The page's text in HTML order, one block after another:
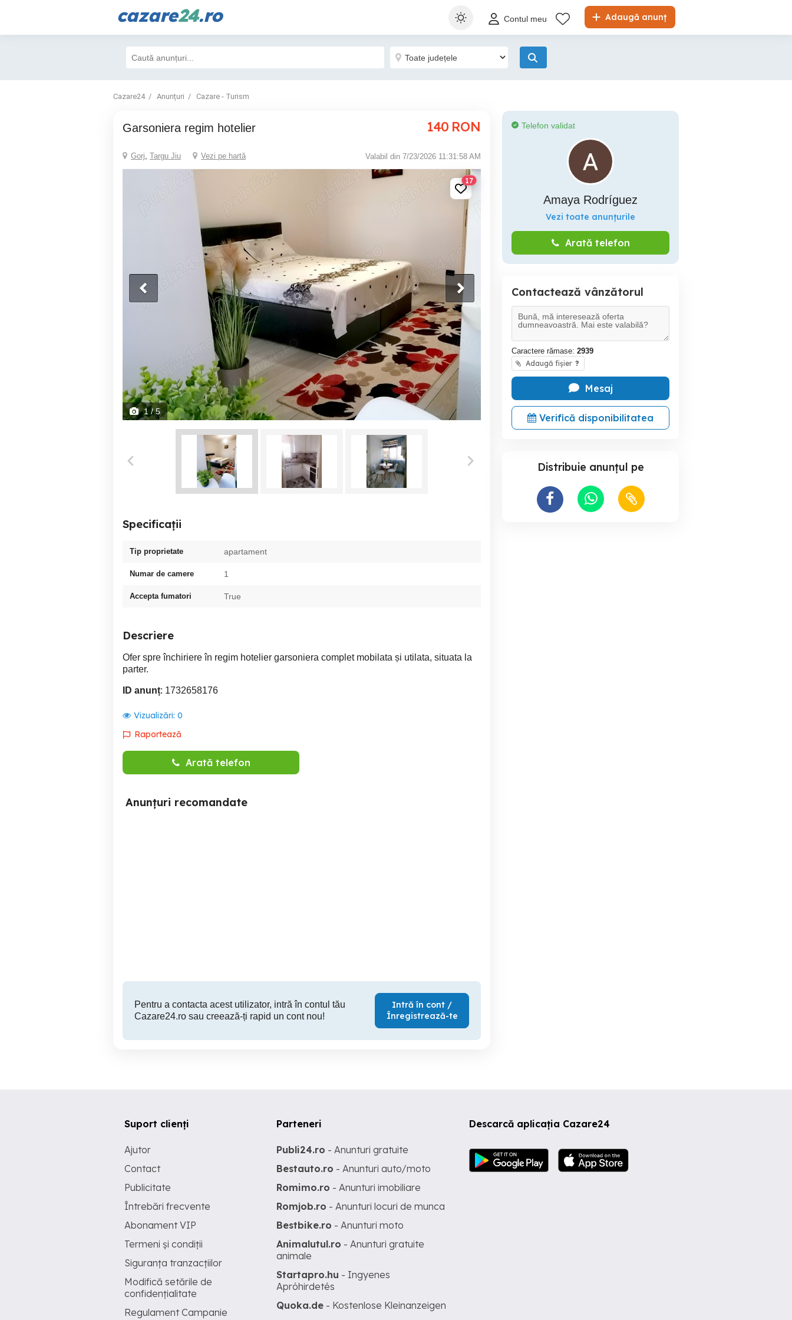
cazare24.ro Adaugă anunț
Contul meu
Cazare24 Anunțuri Cazare - Turism
Garsoniera regim hotelier 140 RON
Gorj, Targu Jiu Vezi pe hartă Valabil din 7/23/2026 11:31:58 AM
17
1 / 5
Specificații
Tip proprietate apartament
Numar de camere 1
Accepta fumatori True
Descriere
Ofer spre închiriere în regim hotelier garsoniera complet mobilata și utilata, situata la
parter.
ID anunț: 1732658176
Vizualizări: 0
Raportează
Arată telefon
Anunțuri recomandate
Pentru a contacta acest utilizator, intră în contul tău
Cazare24.ro sau creează-ți rapid un cont nou!
Intră în cont /
Înregistrează-te
Telefon validat
Amaya Rodríguez
Vezi toate anunțurile
Arată telefon
Contactează vânzătorul
Caractere rămase: 2939
Adaugă fișier ?
Mesaj
Verifică disponibilitatea
Distribuie anunțul pe
Descarcă aplicația Cazare24
Suport clienți
Ajutor
Contact
Publicitate
Întrebări frecvente
Abonament VIP
Termeni și condiții
Siguranța tranzacțiilor
Modifică setările de
confidențialitate
Regulament Campanie
Parteneri
Publi24.ro - Anunturi gratuite
Bestauto.ro - Anunturi auto/moto
Romimo.ro - Anunturi imobiliare
Romjob.ro - Anunturi locuri de munca
Bestbike.ro - Anunturi moto
Animalutul.ro - Anunturi gratuite
animale
Startapro.hu - Ingyenes
Apróhirdetés
Quoka.de - Kostenlose Kleinanzeigen